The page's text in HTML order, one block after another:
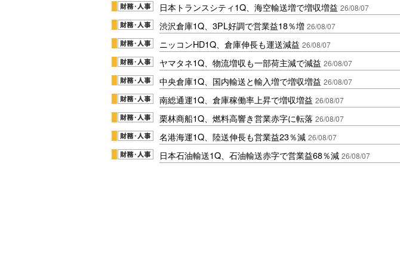
日本トランスシティ1Q、海空輸送増で増収増益 26/08/07
渋沢倉庫1Q、3PL好調で営業益18％増 26/08/07
ニッコンHD1Q、倉庫伸長も運送減益 26/08/07
ヤマタネ1Q、物流増収も一部荷主減で減益 26/08/07
中央倉庫1Q、国内輸送と輸入増で増収増益 26/08/07
南総通運1Q、倉庫稼働率上昇で増収増益 26/08/07
栗林商船1Q、燃料高響き営業赤字に転落 26/08/07
名港海運1Q、陸送伸長も営業益23％減 26/08/07
日本石油輸送1Q、石油輸送赤字で営業益68％減 26/08/07